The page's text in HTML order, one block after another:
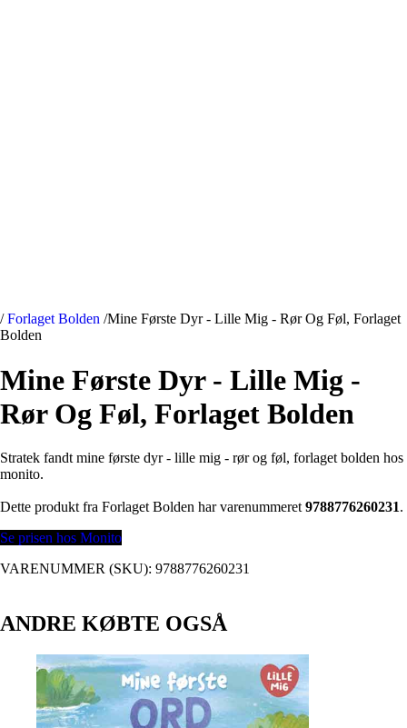
/ Forlaget Bolden /Mine Første Dyr - Lille Mig - Rør Og Føl, Forlaget
Bolden
Mine Første Dyr - Lille Mig -
Rør Og Føl, Forlaget Bolden
Stratek fandt mine første dyr - lille mig - rør og føl, forlaget bolden hos
monito.
Dette produkt fra Forlaget Bolden har varenummeret 9788776260231.
Se prisen hos Monito
VARENUMMER (SKU): 9788776260231
ANDRE KØBTE OGSÅ